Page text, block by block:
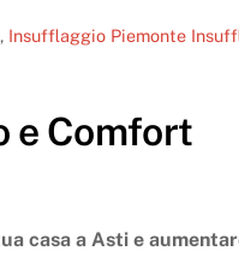
, Insufflaggio Piemonte
e Comfort
casa a Asti e